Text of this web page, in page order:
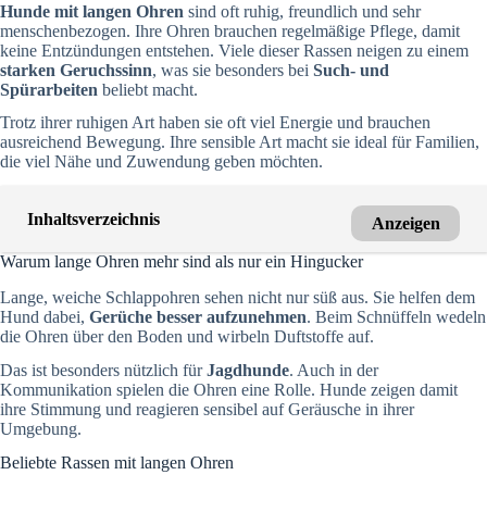
Hunde mit langen Ohren sind oft ruhig, freundlich und sehr
menschenbezogen. Ihre Ohren brauchen regelmäßige Pflege, damit
keine Entzündungen entstehen. Viele dieser Rassen neigen zu einem
starken Geruchssinn, was sie besonders bei Such- und
Spürarbeiten beliebt macht.
Trotz ihrer ruhigen Art haben sie oft viel Energie und brauchen
ausreichend Bewegung. Ihre sensible Art macht sie ideal für Familien,
die viel Nähe und Zuwendung geben möchten.
Inhaltsverzeichnis Anzeigen
Warum lange Ohren mehr sind als nur ein Hingucker
Lange, weiche Schlappohren sehen nicht nur süß aus. Sie helfen dem
Hund dabei, Gerüche besser aufzunehmen. Beim Schnüffeln wedeln
die Ohren über den Boden und wirbeln Duftstoffe auf.
Das ist besonders nützlich fürJagdhunde. Auch in der
Kommunikation spielen die Ohren eine Rolle. Hunde zeigen damit
ihre Stimmung und reagieren sensibel auf Geräusche in ihrer
Umgebung.
Beliebte Rassen mit langen Ohren